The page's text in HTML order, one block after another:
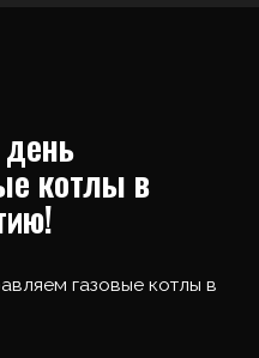
котлы в
газовые котлы в